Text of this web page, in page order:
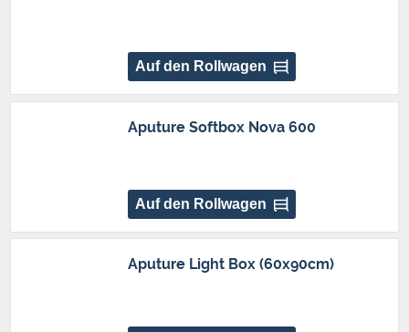
Auf den Rollwagen
Aputure Softbox Nova 600
Auf den Rollwagen
Aputure Light Box (60x90cm)